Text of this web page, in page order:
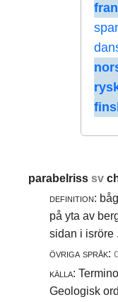
parabelrisssv
definition:
på yta av
sidan i isröre
övriga språk:
källa:
Geologisk